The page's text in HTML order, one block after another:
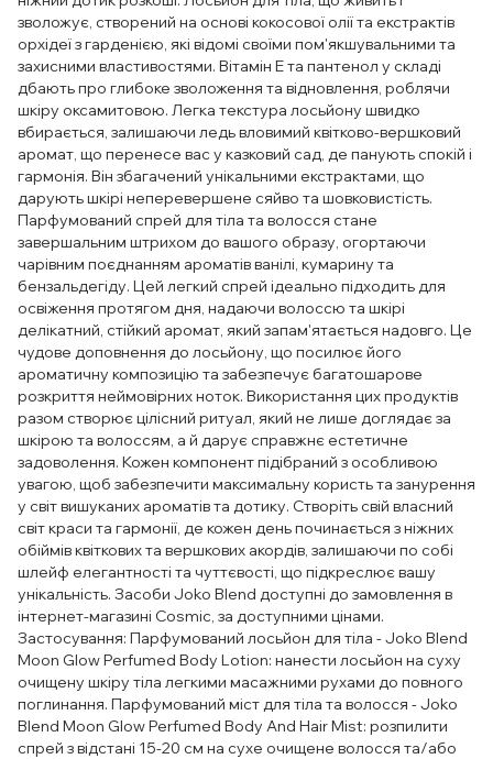
зволожує, створений на основі кокосової олії та екстрактів
орхідеї з гарденією, які відомі своїми пом'якшувальними та
захисними властивостями. Вітамін Е та пантенол у складі
дбають про глибоке зволоження та відновлення, роблячи
шкіру оксамитовою. Легка текстура лосьйону швидко
вбирається, залишаючи ледь вловимий квітково-вершковий
аромат, що перенесе вас у казковий сад, де панують спокій і
гармонія. Він збагачений унікальними екстрактами, що
дарують шкірі неперевершене сяйво та шовковистість.
Парфумований спрей для тіла та волосся стане
завершальним штрихом до вашого образу, огортаючи
чарівним поєднанням ароматів ванілі, кумарину та
бензальдегіду. Цей легкий спрей ідеально підходить для
освіження протягом дня, надаючи волоссю та шкірі
делікатний, стійкий аромат, який запам'ятається надовго. Це
чудове доповнення до лосьйону, що посилює його
ароматичну композицію та забезпечує багатошарове
розкриття неймовірних ноток. Використання цих продуктів
разом створює цілісний ритуал, який не лише доглядає за
шкірою та волоссям, а й дарує справжнє естетичне
задоволення. Кожен компонент підібраний з особливою
увагою, щоб забезпечити максимальну користь та занурення
у світ вишуканих ароматів та дотику. Створіть свій власний
світ краси та гармонії, де кожен день починається з ніжних
обіймів квіткових та вершкових акордів, залишаючи по собі
шлейф елегантності та чуттєвості, що підкреслює вашу
унікальність. Засоби Joko Blend доступні до замовлення в
інтернет-магазині Cosmic, за доступними цінами.
Застосування: Парфумований лосьйон для тіла - Joko Blend
Moon Glow Perfumed Body Lotion: нанести лосьйон на суху
очищену шкіру тіла легкими масажними рухами до повного
поглинання. Парфумований міст для тіла та волосся - Joko
Blend Moon Glow Perfumed Body And Hair Mist: розпилити
спрей з відстані 15-20 см на сухе очищене волосся та/або